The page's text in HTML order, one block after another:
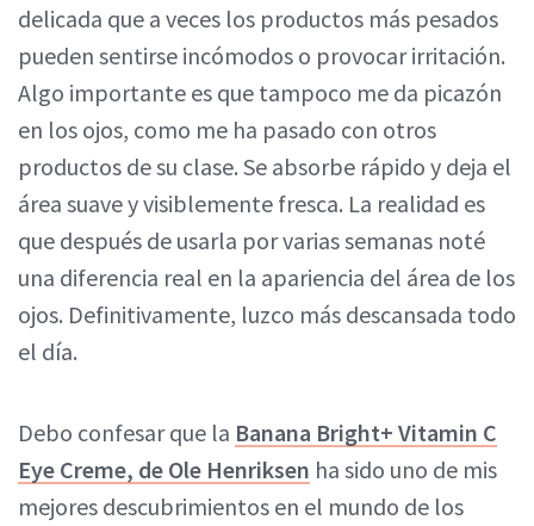
delicada que a veces los productos más pesados
pueden sentirse incómodos o provocar irritación.
Algo importante es que tampoco me da picazón
en los ojos, como me ha pasado con otros
productos de su clase. Se absorbe rápido y deja el
área suave y visiblemente fresca. La realidad es
que después de usarla por varias semanas noté
una diferencia real en la apariencia del área de los
ojos. Definitivamente, luzco más descansada todo
el día.
Debo confesar que la Banana Bright+ Vitamin C
Eye Creme, de Ole Henriksen ha sido uno de mis
mejores descubrimientos en el mundo de los